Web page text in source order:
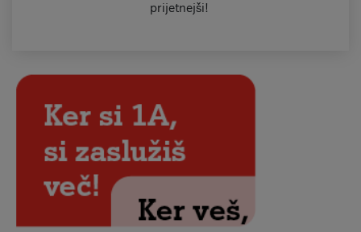
prijetnejši!